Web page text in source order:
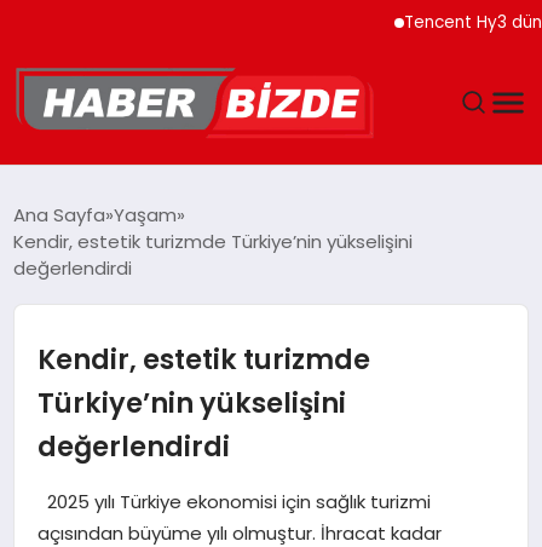
Tencent Hy3 dünya
YAŞAM
MAGAZIN
SPOR
Ana Sayfa Yaşam
Kendir, estetik turizmde Türkiye’nin yükselişini
değerlendirdi
Kendir, estetik turizmde
Türkiye’nin yükselişini
değerlendirdi
2025 yılı Türkiye ekonomisi için sağlık turizmi
açısından büyüme yılı olmuştur. İhracat kadar